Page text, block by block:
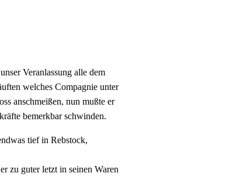
Veranlassung alle dem
welches Compagnie unter
anschmeißen, nun mußte er
bemerkbar schwinden.
tief in Rebstock,
zu guter letzt in seinen Waren